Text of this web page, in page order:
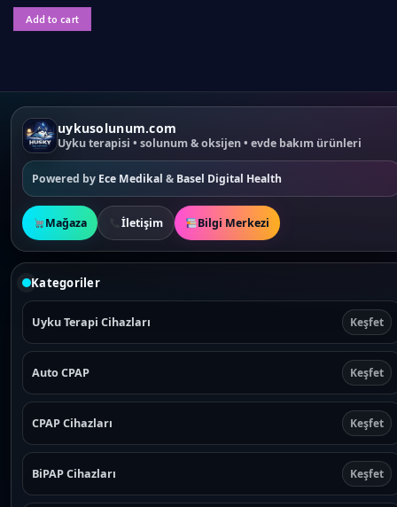
i
g
r
i
e
w
a
s
:
₺
5
.
0
0
,
0
0
.
i
c
i
s
:
₺
4
.
2
9
0
0
0
.
Add to cart
uykusolunum.com
Uyku terapisi • solunum & oksijen • evde bakım ürünleri
Powered by Ece Medikal & Basel Digital Health
Mağaza İletişim Bilgi Merkezi
Kategoriler
Uyku Terapi Cihazları Keşfet
Auto CPAP Keşfet
CPAP Cihazları Keşfet
BiPAP Cihazları Keşfet